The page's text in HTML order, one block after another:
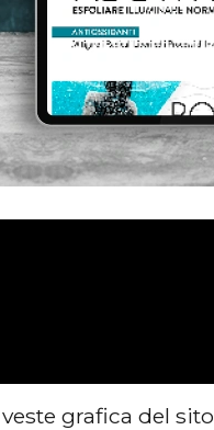
grafica del sito